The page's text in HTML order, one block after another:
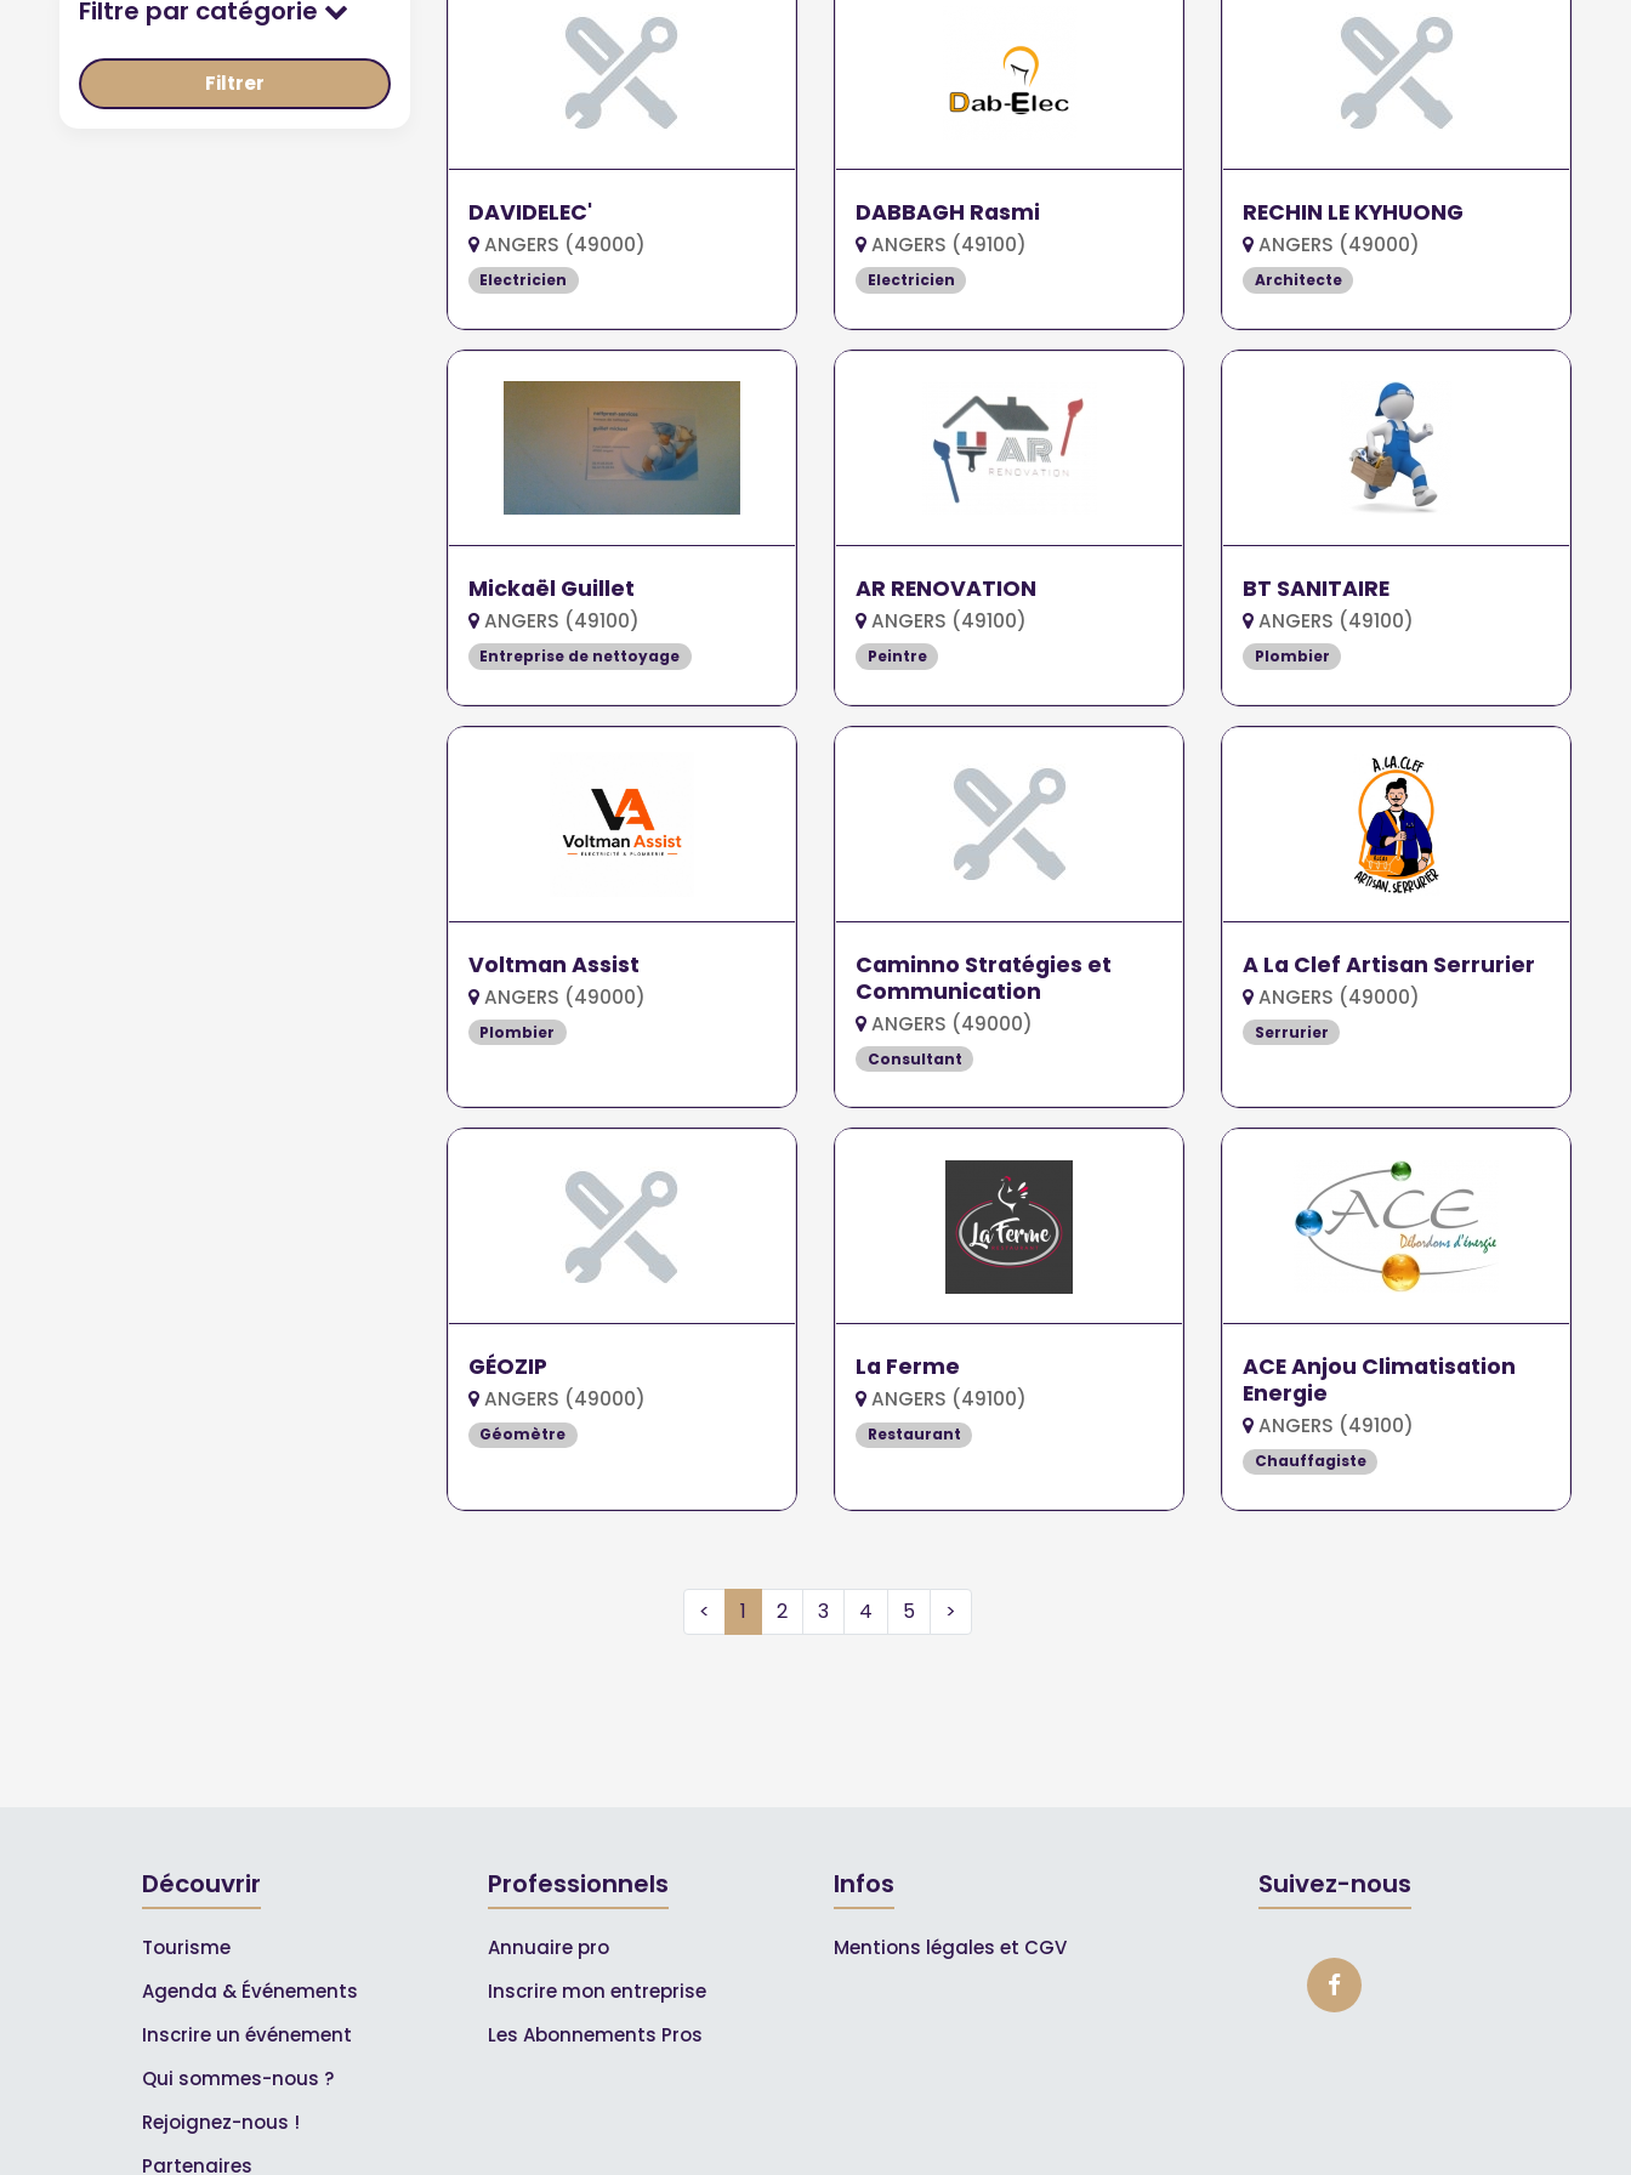
Filtre par catégorie
Filtrer
DAVIDELEC'
ANGERS (49000)
Electricien
DABBAGH Rasmi
ANGERS (49100)
Electricien
RECHIN LE KYHUONG
ANGERS (49000)
Architecte
Mickaël Guillet
ANGERS (49100)
Entreprise de nettoyage
AR RENOVATION
ANGERS (49100)
Peintre
BT SANITAIRE
ANGERS (49100)
Plombier
Voltman Assist
ANGERS (49000)
Plombier
Caminno Stratégies et
Communication
ANGERS (49000)
Consultant
A La Clef Artisan Serrurier
ANGERS (49000)
Serrurier
GÉOZIP
ANGERS (49000)
Géomètre
La Ferme
ANGERS (49100)
Restaurant
ACE Anjou Climatisation
Energie
ANGERS (49100)
Chauffagiste
< 1 2 3 4 5 >
Découvrir
Tourisme
Agenda & Événements
Inscrire un événement
Qui sommes-nous ?
Rejoignez-nous !
Partenaires
Professionnels
Annuaire pro
Inscrire mon entreprise
Les Abonnements Pros
Infos
Mentions légales et CGV
Suivez-nous